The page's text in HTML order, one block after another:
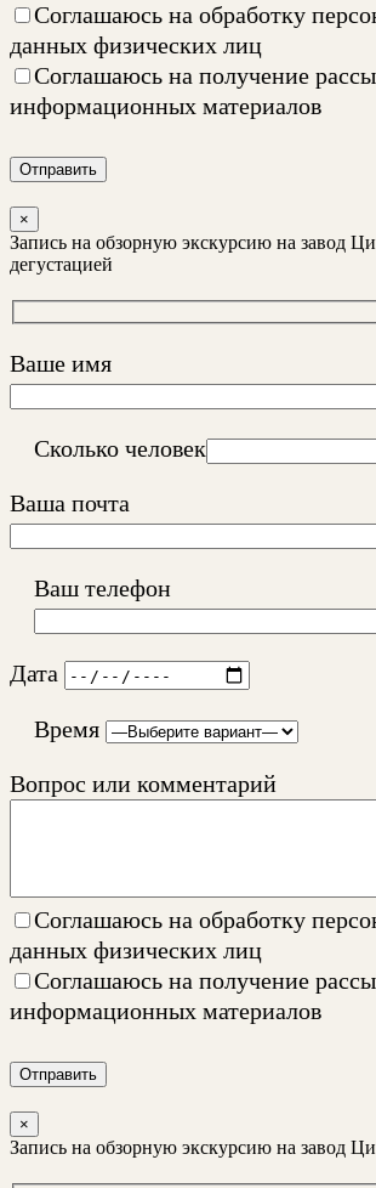
Соглашаюсь на обработку
данных физических лиц
Соглашаюсь на получение
информационных материалов
Отправить
×
Запись на обзорную экскурсию на завод
дегустацией
Ваше имя
Сколько человек
Ваша почта
Ваш телефон
Дата
Время
Вопрос или комментарий
Соглашаюсь на обработку
данных физических лиц
Соглашаюсь на получение
информационных материалов
Отправить
×
Запись на обзорную экскурсию на завод